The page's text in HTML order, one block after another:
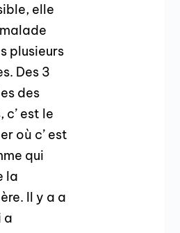
elle
plusieurs
Des 3
des
c’ est le
où c’ est
qui
la
Il y a a
a